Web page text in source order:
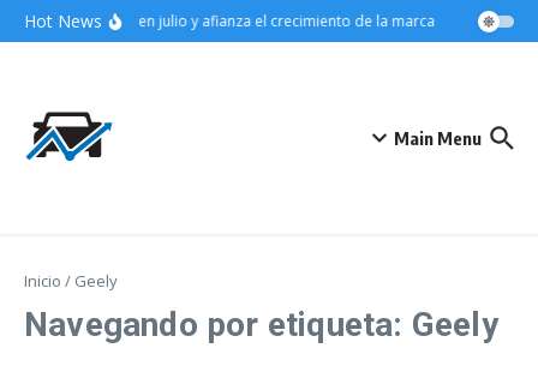
Saltar al contenido
Hot News
el segmento SUV en julio y afianza el crecimiento de la marca Audi
Main Menu
Inicio / Geely
Navegando por etiqueta: Geely